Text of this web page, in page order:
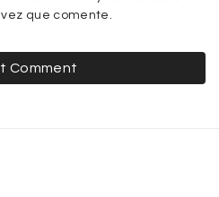
que comente.